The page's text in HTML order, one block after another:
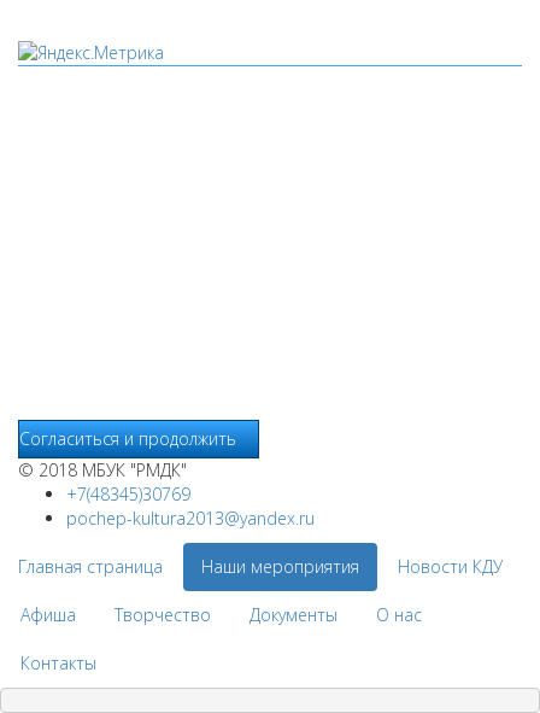
Согласиться и продолжить
© 2018 МБУК "РМДК"
+7(48345)30769
pochep-kultura2013@yandex.ru
Главная страница Наши мероприятия Новости КДУ
Афиша Творчество Документы О нас
Контакты